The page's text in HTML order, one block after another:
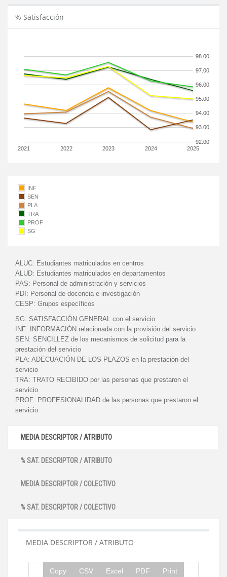
% Satisfacción
2021 2022 2023 2024 2025
92.00
93.00
94.00
95.00
96.00
97.00
98.00
INF
SEN
PLA
TRA
PROF
SG
ALUC: Estudiantes matriculados en centros
ALUD: Estudiantes matriculados en departamentos
PAS: Personal de administración y servicios
PDI: Personal de docencia e investigación
CESP: Grupos específicos
SG: SATISFACCIÓN GENERAL con el servicio
INF:
INFORMACIÓN relacionada con la provisión del servicio
SEN: SENCILLEZ de los mecanismos de solicitud para la
prestación del servicio
PLA: ADECUACIÓN DE LOS PLAZOS en la prestación del
servicio
TRA: TRATO RECIBIDO por las personas que prestaron el
servicio
PROF: PROFESIONALIDAD de las personas que prestaron el
servicio
MEDIA DESCRIPTOR / ATRIBUTO
% SAT. DESCRIPTOR / ATRIBUTO
MEDIA DESCRIPTOR / COLECTIVO
% SAT. DESCRIPTOR / COLECTIVO
MEDIA DESCRIPTOR / ATRIBUTO
Copy CSV Excel PDF Print